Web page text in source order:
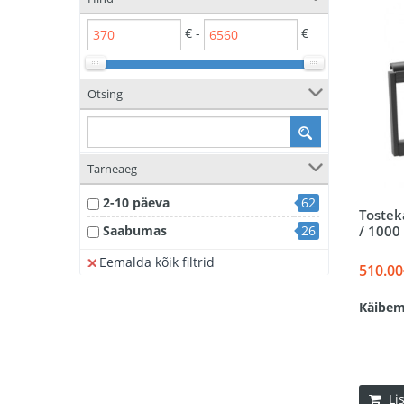
€ - €
Otsing
Tarneaeg
2-10 päeva
62
Saabumas
26
Eemalda kõik filtrid
/ 1000